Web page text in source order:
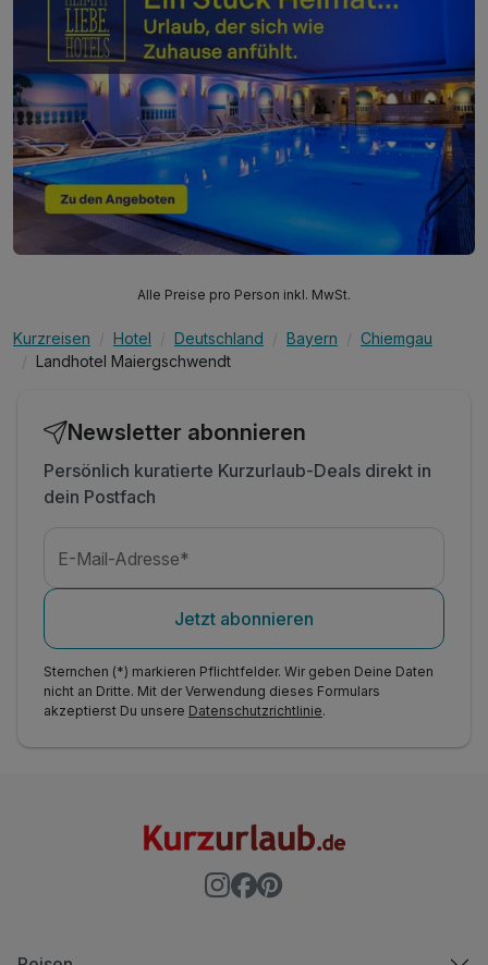
Alle Preise pro Person inkl. MwSt.
Kurzreisen Hotel Deutschland Bayern
Chiemgau
Landhotel Maiergschwendt
Newsletter abonnieren
Persönlich kuratierte Kurzurlaub-Deals direkt in
dein Postfach
E-Mail-Adresse*
Jetzt abonnieren
Sternchen (*) markieren Pflichtfelder. Wir geben Deine Daten
nicht an Dritte. Mit der Verwendung dieses Formulars
akzeptierst Du unsere Datenschutzrichtlinie.